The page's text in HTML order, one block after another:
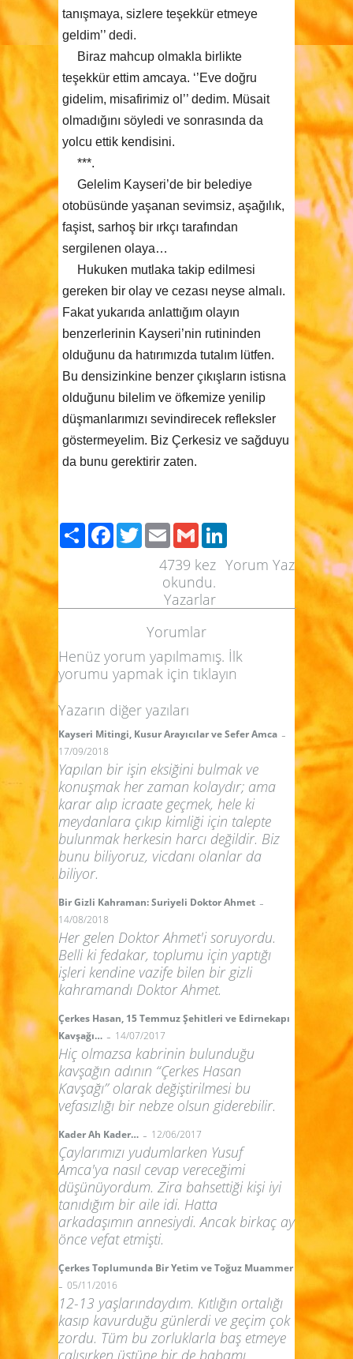
tanışmaya, sizlere teşekkür etmeye
geldim’’ dedi.
Biraz mahcup olmakla birlikte
teşekkür ettim amcaya. ‘’Eve doğru
gidelim, misafirimiz ol’’ dedim. Müsait
olmadığını söyledi ve sonrasında da
yolcu ettik kendisini.
***.
Gelelim Kayseri’de bir belediye
otobüsünde yaşanan sevimsiz, aşağılık,
faşist, sarhoş bir ırkçı tarafından
sergilenen olaya…
Hukuken mutlaka takip edilmesi
gereken bir olay ve cezası neyse almalı.
Fakat yukarıda anlattığım olayın
benzerlerinin Kayseri’nin rutininden
olduğunu da hatırımızda tutalım lütfen.
Bu densizinkine benzer çıkışların istisna
olduğunu bilelim ve öfkemize yenilip
düşmanlarımızı sevindirecek refleksler
göstermeyelim. Biz Çerkesiz ve sağduyu
da bunu gerektirir zaten.
PaylaşFacebook
TwitterEmailGmail
Yorum Yaz
4739 kez
okundu.
Yazarlar
Yorumlar
Henüz yorum yapılmamış. İlk
yorumu yapmak için tıklayın
Yazarın diğer yazıları
Kayseri Mitingi, Kusur Arayıcılar ve Sefer Amca -
17/09/2018
Yapılan bir işin eksiğini bulmak ve
konuşmak her zaman kolaydır; ama
karar alıp icraate geçmek, hele ki
meydanlara çıkıp kimliği için talepte
bulunmak herkesin harcı değildir. Biz
bunu biliyoruz, vicdanı olanlar da
biliyor.
Bir Gizli Kahraman: Suriyeli Doktor Ahmet -
14/08/2018
Her gelen Doktor Ahmet'i soruyordu.
Belli ki fedakar, toplumu için yaptığı
işleri kendine vazife bilen bir gizli
kahramandı Doktor Ahmet.
Çerkes Hasan, 15 Temmuz Şehitleri ve Edirnekapı
Kavşağı… - 14/07/2017
Hiç olmazsa kabrinin bulunduğu
kavşağın adının “Çerkes Hasan
Kavşağı” olarak değiştirilmesi bu
vefasızlığı bir nebze olsun giderebilir.
Kader Ah Kader… - 12/06/2017
Çaylarımızı yudumlarken Yusuf
Amca'ya nasıl cevap vereceğimi
düşünüyordum. Zira bahsettiği kişi iyi
tanıdığım bir aile idi. Hatta
arkadaşımın annesiydi. Ancak birkaç ay
önce vefat etmişti.
Çerkes Toplumunda Bir Yetim ve Toğuz Muammer
- 05/11/2016
12-13 yaşlarındaydım. Kıtlığın ortalığı
kasıp kavurduğu günlerdi ve geçim çok
zordu. Tüm bu zorluklarla baş etmeye
çalışırken üstüne bir de babamı